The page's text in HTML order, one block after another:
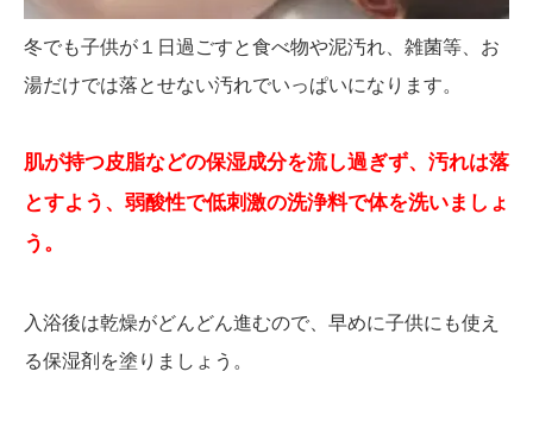
冬でも子供が１日過ごすと食べ物や泥汚れ、雑菌等、お
湯だけでは落とせない汚れでいっぱいになります。
肌が持つ皮脂などの保湿成分を流し過ぎず、汚れは落
とすよう、弱酸性で低刺激の洗浄料で体を洗いましょ
う。
入浴後は乾燥がどんどん進むので、早めに子供にも使え
る保湿剤を塗りましょう。